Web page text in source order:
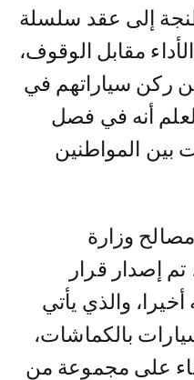
إلى عقد سلسلة
مقابل الوقوف،
ركن سياراتهم في
أنه في فصل
بين المواطنين
وزارة
تم إصدار قرار
والذي يأتي
بالكماشات،
على مجموعة من